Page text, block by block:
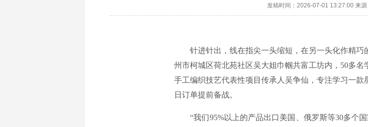
发稿时间：2026-07-01 13:27:00 来源
针进针出，线在指尖一头缩短，在另一头化作精巧
州市柯城区荷北苑社区吴大姐巾帼共富工坊内，50多
手工编织技艺代表性项目传承人吴争仙，专注学习一
日订单提前备战。
“我们95%以上的产品出口美国、俄罗斯等30多个国